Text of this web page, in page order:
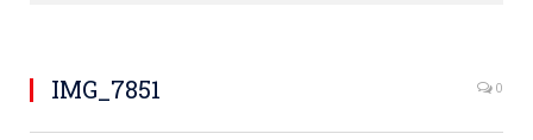
IMG_7851 0